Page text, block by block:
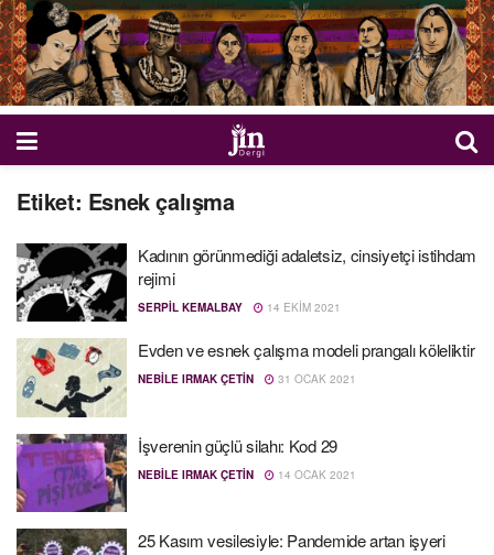
Etiket: Esnek çalışma
Kadının görünmediği adaletsiz, cinsiyetçi istihdam
rejimi
SERPIL KEMALBAY 14 EKIM 2021
Evden ve esnek çalışma modeli prangalı köleliktir
NEBILE IRMAK ÇETIN 31 OCAK 2021
İşverenin güçlü silahı: Kod 29
NEBILE IRMAK ÇETIN 14 OCAK 2021
25 Kasım vesilesiyle: Pandemide artan işyeri